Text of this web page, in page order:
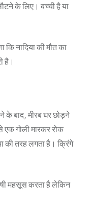
के लिए। बच्ची है या
कि नादिया की मौत का
है।
के बाद, मीरब घर छोड़ने
एक गोली मारकर रोक
की तरह लगता है। क्रिंगे
महसूस करता है लेकिन